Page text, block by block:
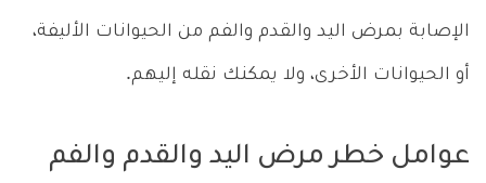
الإصابة بمرض اليد والقدم والفم من الحيوانات الأليفة،
أو الحيوانات الأخرى، ولا يمكنك نقله إليهم.
عوامل خطر مرض اليد والقدم والفم